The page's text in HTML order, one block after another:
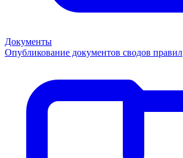
Документы
Опубликование документов сводов правил